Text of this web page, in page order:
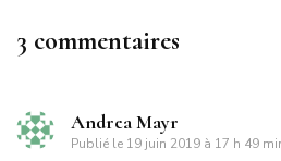
3 commentaires
Andrea Mayr
Publié le 19 juin 2019 à 17 h 49